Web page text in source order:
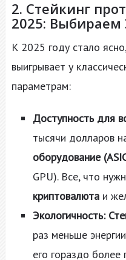
2. Стейкинг
2025:
К 2025 году стало
выигрывает у
параметрам:
Доступность для
тысячи долларов
оборудование
GPU). Все, что
криптовалютаи
Экологичность:
раз меньше
его гораздо более